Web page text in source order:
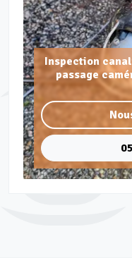
Inspection
passage